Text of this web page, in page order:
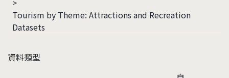
Tourism by Theme: Attractions and Recreation
Datasets
資料類型